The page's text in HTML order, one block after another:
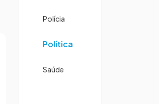
Polícia
Política
Saúde